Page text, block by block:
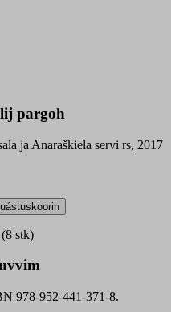
pargoh
ja Anaraškiela servi rs, 2017
stk)
978-952-441-371-8.